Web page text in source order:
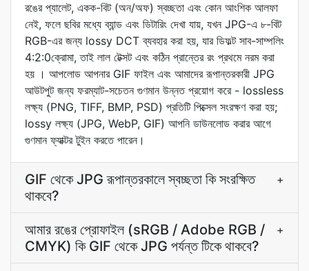
রঙের প্যালেট, একক-বিট (অন/অফ) স্বচ্ছতা এবং কোন আংশিক আলফা
নেই, ফলে ছবির মধ্যে ব্যান্ড এবং ডিটারিং দেখা যায়, যখন JPG-এ ৮-বিট
RGB-এর জন্য lossy DCT ব্যবহার করা হয়, যার ডিফল্ট সাব-সাম্পলিং
4:2:0ক্রোমা, তাই লাল টেক্সট এবং কঠিন প্রান্তের রং প্রথমে নরম করা
হয় । আপলোড আপনার GIF ফাইল এবং আমাদের রূপান্তরকারী JPG
আউটপুট জন্য ফরম্যাট-সচেতন গুণমান উন্নত প্রয়োগ করে - lossless
লক্ষ্য (PNG, TIFF, BMP, PSD) প্রতিটি পিক্সেল সংরক্ষণ করা হয়;
lossy লক্ষ্য (JPG, WebP, GIF) আপনি ডাউনলোড করার আগে
গুণমান ফ্যাক্টর টুইন করতে পারেন।
GIF থেকে JPG রূপান্তরকালে স্বচ্ছতা কি সংরক্ষিত
থাকবে?
+
আমার রঙের প্রোফাইল (sRGB / Adobe RGB /
CMYK) কি GIF থেকে JPG পর্যন্ত টিকে থাকবে?
+